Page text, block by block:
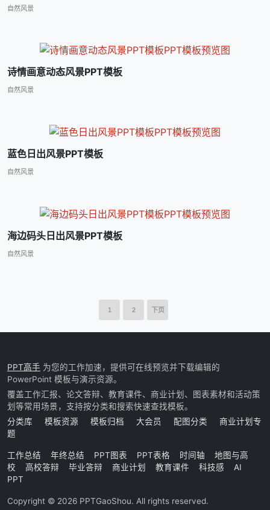
自然风景
诗情画意动态风景PPT模板
自然风景
蓝色日出风景PPT模板
自然风景
海边码头日出风景PPT模板
自然风景
1 2 下页
PPT高手 为您的工作加速，提供可在线预览并下载编辑的
PowerPoint 模板与演示资源。
覆盖工作汇报、论文答辩、教育课件、商业计划、图表素材和活动策
划等常用场景，支持按分类和搜索快速查找模板。
分类库
模板资源 模板归档 大会员 配图分类
商业计划专
题
工作总结 年终总结 PPT图表 PPT表格 时间轴
地图与高
校
高校答辩 毕业答辩 商业计划 教育课件 科技感
AI
PPT
Copyright © 2026 PPTGaoShou. All rights reserved.